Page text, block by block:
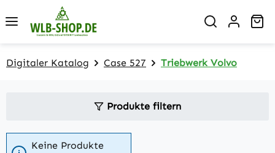
Zum Hauptinhalt springen
Digitaler Katalog Case 527 Triebwerk Volvo
Produkte filtern
Keine Produkte